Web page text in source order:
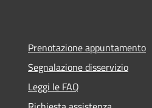
Prenotazione appuntamento
Segnalazione disservizio
Leggi le FAQ